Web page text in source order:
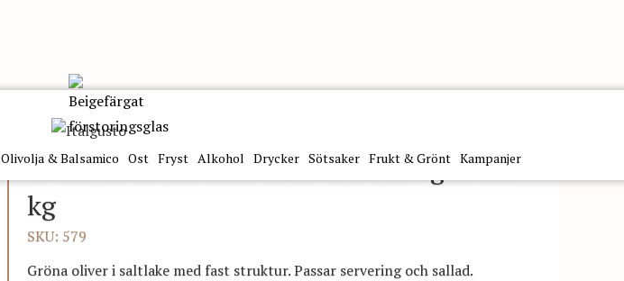
Olivolja & Balsamico Ost Fryst Alkohol Drycker Sötsaker Frukt & Grönt Kampanjer
Olive Verdi Salamoia Bella di Cerignola 5
kg
SKU: 579
Gröna oliver i saltlake med fast struktur. Passar servering och sallad.